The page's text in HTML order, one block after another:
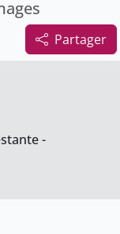
Partager
-